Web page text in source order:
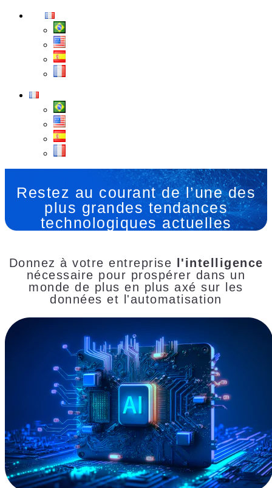
Restez au courant de l’une des
plus grandes tendances
technologiques actuelles
Donnez à votre entreprise
l'intelligence
nécessaire pour prospérer dans un
monde de plus en plus axé sur les
données et l'automatisation